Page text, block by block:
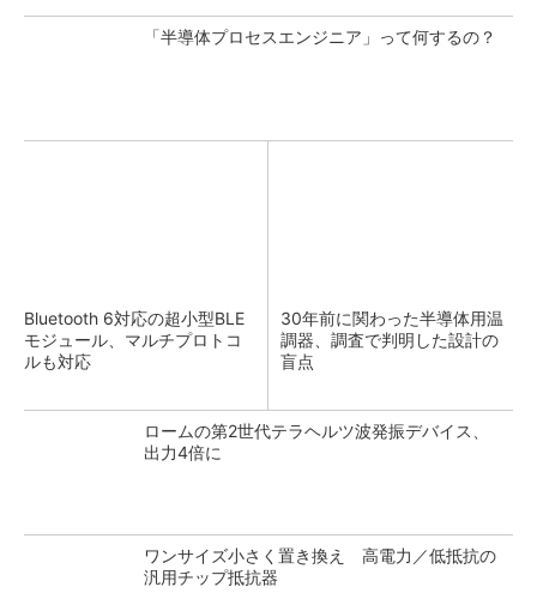
「半導体プロセスエンジニア」って何するの？
Bluetooth 6対応の超小型BLE
モジュール、マルチプロトコ
ルも対応
30年前に関わった半導体用温
調器、調査で判明した設計の
盲点
ロームの第2世代テラヘルツ波発振デバイス、
出力4倍に
ワンサイズ小さく置き換え 高電力／低抵抗の
汎用チップ抵抗器